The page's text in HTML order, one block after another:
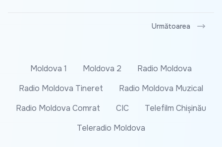
Următoarea
Moldova 1 Moldova 2
Radio Moldova
Radio Moldova Tineret
Radio Moldova Muzical
Radio Moldova Comrat
CIC
Telefilm Chișinău
Teleradio Moldova